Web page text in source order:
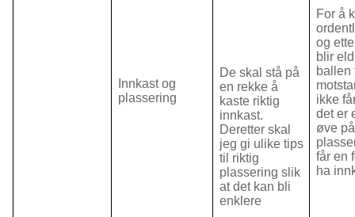
Innkast og
plassering
De skal stå på
en rekke å
kaste riktig
innkast.
Deretter skal
jeg gi ulike tips
til riktig
plassering slik
at det kan bli
enklere
For å
og
blir
ballen
ikke
det er
øve
får en
ha